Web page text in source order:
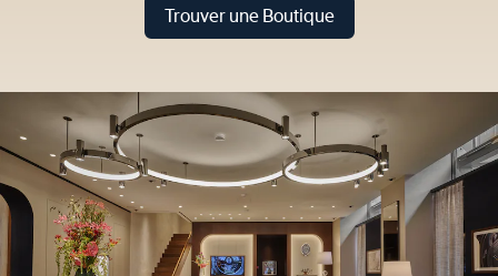
Trouver une Boutique